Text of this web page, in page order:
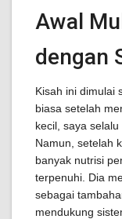
Awal
dengan
Kisah ini dimulai
biasa setelah
kecil, saya
Namun, setelah
banyak nutrisi
terpenuhi. Dia
sebagai
mendukung